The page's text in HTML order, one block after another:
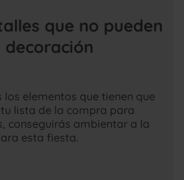
que no pueden
elementos que tienen que
lista de la compra para
conseguirás ambientar a la
esta fiesta.